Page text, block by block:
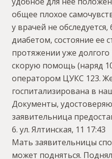
общее плохое
у врачей не
диабетом, состояние ее
протяжении уже
скорую помощь (наряд
оператором ЦУКС 123.
госпитализирована в
Документы,
заявительница
6. ул. Ялтинская, 11 17:43
Мать заявительницы
может подняться.